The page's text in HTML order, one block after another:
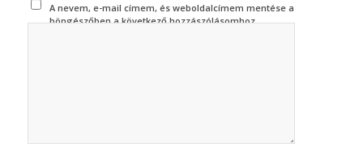
A nevem, e-mail címem, és weboldalcímem mentése a
böngészőben a következő hozzászólásomhoz.